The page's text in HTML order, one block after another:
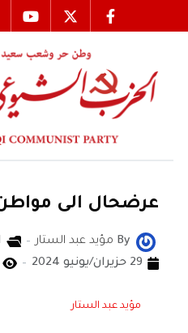
عرضحال الى
By مؤيد عبد الستار
29 حزيران/يونيو 2024
مؤيد عبد الستار